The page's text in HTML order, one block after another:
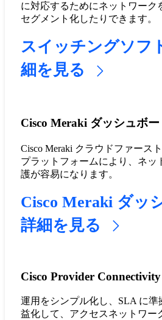
に対応するためにネットワーク
セグメント化したりできます。
スイッチングソフ
細を見る
Cisco Meraki ダッシュボー
Cisco Meraki クラウドファース
プラットフォームにより、ネッ
護が容易になります。
Cisco Meraki ダッ
詳細を見る
Cisco Provider Connectivity
運用をシンプル化し、SLA に準
益化して、アクセスネットワー